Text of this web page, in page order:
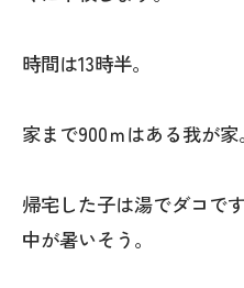
時間は13時半。
家まで900ｍはある我が家。
帰宅した子は湯でダコで
中が暑いそう。